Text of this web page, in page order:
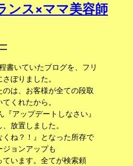
ンス×ママ美容師
書いていたブログを、フリ
ぼりました。
は、お客様が全ての段取
くれたから。
アップデートしなさい』
放置しました。
ね？！』となった所存で
ョンアップも
います。全てが検索頼